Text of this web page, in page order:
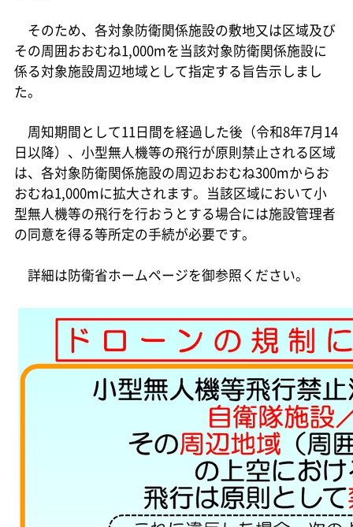
そのため、各対象防衛関係施設の敷地又は区域及び
その周囲おおむね1,000mを当該対象防衛関係施設に
係る対象施設周辺地域として指定する旨告示しまし
た。
周知期間として11日間を経過した後（令和8年7月14
日以降）、小型無人機等の飛行が原則禁止される区域
は、各対象防衛関係施設の周辺おおむね300mからお
おむね1,000mに拡大されます。当該区域において小
型無人機等の飛行を行おうとする場合には施設管理者
の同意を得る等所定の手続が必要です。
詳細は防衛省ホームページを御参照ください。